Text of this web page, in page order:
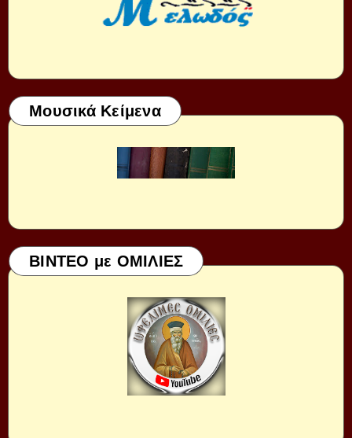
Μουσικά Κείμενα
ΒΙΝΤΕΟ με ΟΜΙΛΙΕΣ